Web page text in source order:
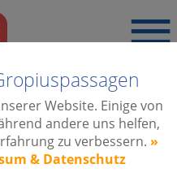
Website. Einige von
andere uns helfen,
zu verbessern. »
& Datenschutz
·Implantate